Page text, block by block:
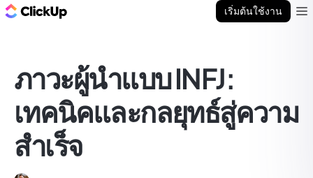
เริ่มต้นใช้งาน
ภาวะผู้นำแบบ INFJ:
เทคนิคและกลยุทธ์สู่ความ
สำเร็จ